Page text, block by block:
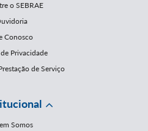
o SEBRAE
Conosco
Privacidade
de Serviço
Somos